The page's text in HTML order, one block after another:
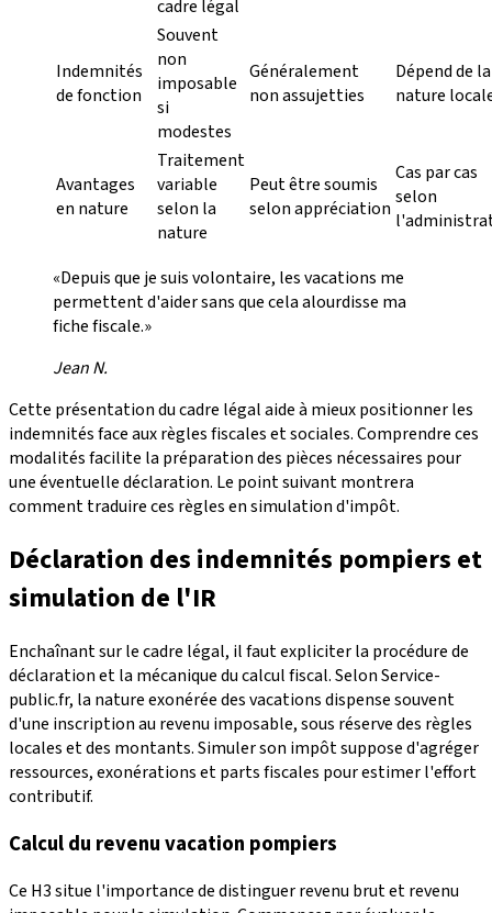
cadre légal
Indemnités
de fonction
Souvent
non
imposable
si
modestes
Généralement
non assujetties
Dépend de la
nature
Avantages
en nature
Traitement
variable
selon la
nature
Peut être soumis
selon appréciation
Cas par cas
selon
«Depuis que je suis volontaire, les vacations me
permettent d'aider sans que cela alourdisse ma
fiche fiscale.»
Jean N.
Cette présentation du cadre légal aide à mieux positionner les
indemnités face aux règles fiscales et sociales. Comprendre ces
modalités facilite la préparation des pièces nécessaires pour
une éventuelle déclaration. Le point suivant montrera
comment traduire ces règles en simulation d'impôt.
Déclaration des indemnités pompiers et
simulation de l'IR
Enchaînant sur le cadre légal, il faut expliciter la procédure de
déclaration et la mécanique du calcul fiscal. Selon Service-
public.fr, la nature exonérée des vacations dispense souvent
d'une inscription au revenu imposable, sous réserve des règles
locales et des montants. Simuler son impôt suppose d'agréger
ressources, exonérations et parts fiscales pour estimer l'effort
contributif.
Calcul du revenu vacation pompiers
Ce H3 situe l'importance de distinguer revenu brut et revenu